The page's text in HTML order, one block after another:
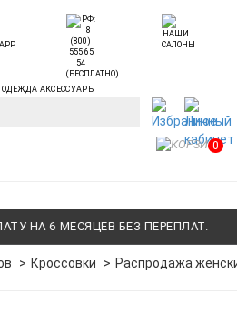
6 МЕСЯЦЕВ БЕЗ ПЕРЕПЛАТ.
ОДЕЖДА АКСЕССУАРЫ
0
Кроссовки Распродажа